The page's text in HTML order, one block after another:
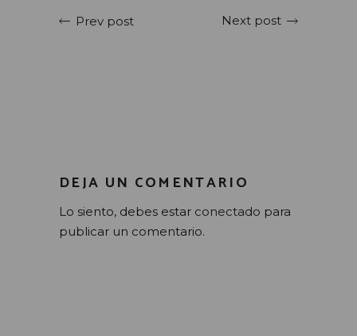
Prev post Next post
DEJA UN COMENTARIO
Lo siento, debes estar conectado para
publicar un comentario.